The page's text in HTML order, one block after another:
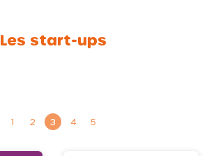
Les start-ups
1 2 3 4 5